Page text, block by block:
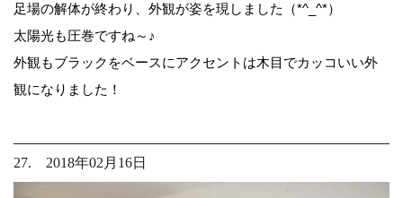
足場の解体が終わり、外観が姿を現しました（*^_^*）
太陽光も圧巻ですね～♪
外観もブラックをベースにアクセントは木目でカッコいい外
観になりました！
27. 2018年02月16日